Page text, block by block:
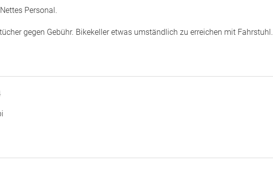
Personal.
gegen Gebühr. Bikekeller etwas umständlich zu erreichen mit Fahrstuhl.